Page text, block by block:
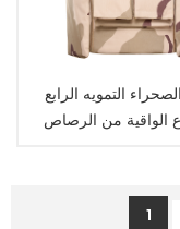
الصحراء التمويه الرابع NIJ
الواقية من الرصاص
1